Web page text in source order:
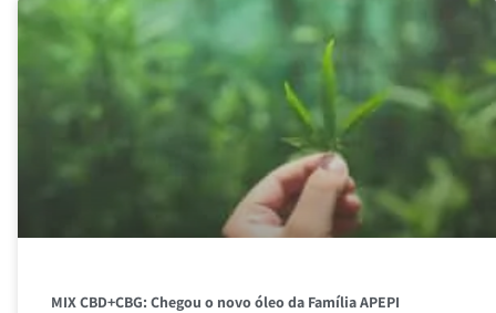
MIX CBD+CBG: Chegou o novo óleo da Família APEPI